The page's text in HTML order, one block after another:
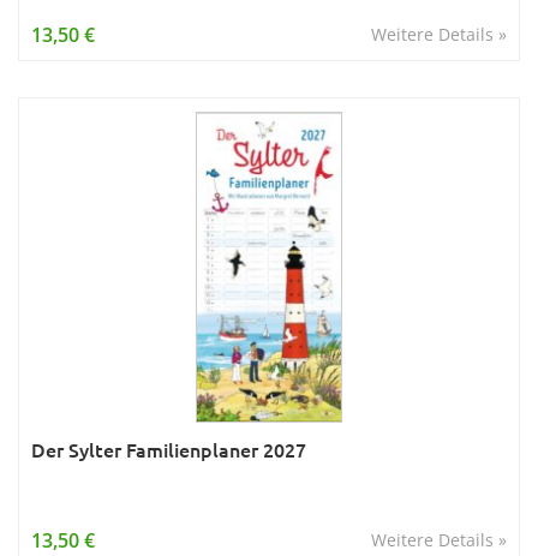
Young Adult
Weitere Details »
13,50 €
Der Sylter Familienplaner 2027
Weitere Details »
13,50 €